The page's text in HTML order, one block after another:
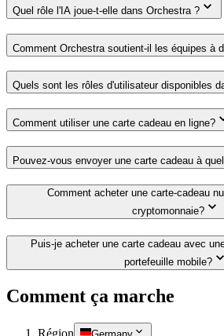
Quel rôle l'IA joue-t-elle dans Orchestra ?
Comment Orchestra soutient-il les équipes à
Quels sont les rôles d'utilisateur disponibles
Comment utiliser une carte cadeau en ligne?
Pouvez-vous envoyer une carte cadeau à
Comment acheter une carte-cadeau
cryptomonnaie?
Puis-je acheter une carte cadeau avec
portefeuille mobile?
Comment ça marche
Région